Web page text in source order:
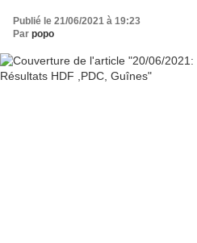
Publié le 21/06/2021 à 19:23
Par popo